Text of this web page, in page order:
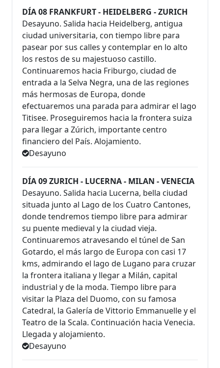
DÍA 08 FRANKFURT - HEIDELBERG - ZURICH
Desayuno. Salida hacia Heidelberg, antigua
ciudad universitaria, con tiempo libre para
pasear por sus calles y contemplar en lo alto
los restos de su majestuoso castillo.
Continuaremos hacia Friburgo, ciudad de
entrada a la Selva Negra, una de las regiones
más hermosas de Europa, donde
efectuaremos una parada para admirar el lago
Titisee. Proseguiremos hacia la frontera suiza
para llegar a Zúrich, importante centro
financiero del País. Alojamiento.
Desayuno
DÍA 09 ZURICH - LUCERNA - MILAN - VENECIA
Desayuno. Salida hacia Lucerna, bella ciudad
situada junto al Lago de los Cuatro Cantones,
donde tendremos tiempo libre para admirar
su puente medieval y la ciudad vieja.
Continuaremos atravesando el túnel de San
Gotardo, el más largo de Europa con casi 17
kms, admirando el lago de Lugano para cruzar
la frontera italiana y llegar a Milán, capital
industrial y de la moda. Tiempo libre para
visitar la Plaza del Duomo, con su famosa
Catedral, la Galería de Vittorio Emmanuelle y el
Teatro de la Scala. Continuación hacia Venecia.
Llegada y alojamiento.
Desayuno